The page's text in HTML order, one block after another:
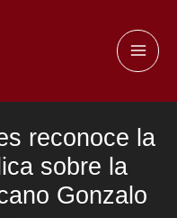
reconoce la
sobre la
Gonzalo